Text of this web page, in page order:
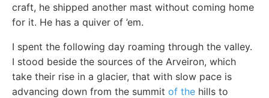
craft, he shipped another mast without coming home
for it. He has a quiver of ’em.
I spent the following day roaming through the valley.
I stood beside the sources of the Arveiron, which
take their rise in a glacier, that with slow pace is
advancing down from the summit of the hills to